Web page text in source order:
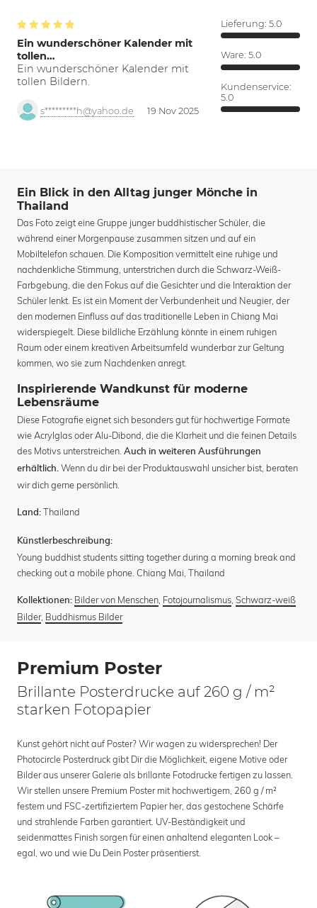
Ein wunderschöner Kalender mit
tollen…
Ein wunderschöner Kalender mit
tollen Bildern.
s*********h@yahoo.de 19 Nov 2025
Lieferung: 5.0
Ware: 5.0
Kundenservice:
5.0
Ein Blick in den Alltag junger Mönche in
Thailand
Das Foto zeigt eine Gruppe junger buddhistischer Schüler, die
während einer Morgenpause zusammen sitzen und auf ein
Mobiltelefon schauen. Die Komposition vermittelt eine ruhige und
nachdenkliche Stimmung, unterstrichen durch die Schwarz-Weiß-
Farbgebung, die den Fokus auf die Gesichter und die Interaktion der
Schüler lenkt. Es ist ein Moment der Verbundenheit und Neugier, der
den modernen Einfluss auf das traditionelle Leben in Chiang Mai
widerspiegelt. Diese bildliche Erzählung könnte in einem ruhigen
Raum oder einem kreativen Arbeitsumfeld wunderbar zur Geltung
kommen, wo sie zum Nachdenken anregt.
Inspirierende Wandkunst für moderne
Lebensräume
Diese Fotografie eignet sich besonders gut für hochwertige Formate
wie Acrylglas oder Alu-Dibond, die die Klarheit und die feinen Details
des Motivs unterstreichen. Auch in weiteren Ausführungen
erhältlich. Wenn du dir bei der Produktauswahl unsicher bist, beraten
wir dich gerne persönlich.
Land: Thailand
Künstlerbeschreibung:
Young buddhist students sitting together during a morning break and
checking out a mobile phone. Chiang Mai, Thailand
Kollektionen: Bilder von Menschen Fotojournalismus Schwarz-weiß
Bilder, Buddhismus Bilder
Premium Poster
Brillante Posterdrucke auf 260 g / m²
starken Fotopapier
Kunst gehört nicht auf Poster? Wir wagen zu widersprechen! Der
Photocircle Posterdruck gibt Dir die Möglichkeit, eigene Motive oder
Bilder aus unserer Galerie als brillante Fotodrucke fertigen zu lassen.
Wir stellen unsere Premium Poster mit hochwertigem, 260 g / m²
festem und FSC-zertifiziertem Papier her, das gestochene Schärfe
und strahlende Farben garantiert. UV-Beständigkeit und
seidenmattes Finish sorgen für einen anhaltend eleganten Look –
egal, wo und wie Du Dein Poster präsentierst.